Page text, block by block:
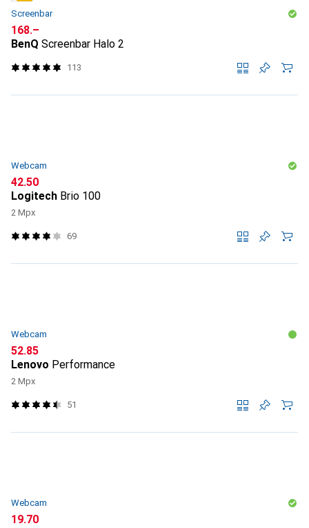
Screenbar
CHF
168.–
BenQ Screenbar Halo 2
113
Webcam
CHF
42.50
Logitech Brio 100
2 Mpx
69
Webcam
CHF
52.85
Lenovo Performance
2 Mpx
51
Webcam
CHF
19.70